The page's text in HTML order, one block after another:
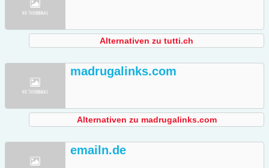
Alternativen zu tutti.ch
madrugalinks.com
Alternativen zu madrugalinks.com
emailn.de